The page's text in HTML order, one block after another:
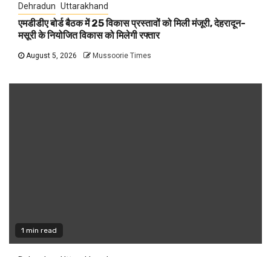
Dehradun Uttarakhand
एमडीडीए बोर्ड बैठक में 25 विकास प्रस्तावों को मिली मंजूरी, देहरादून-
मसूरी के नियोजित विकास को मिलेगी रफ्तार
August 5, 2026 Mussoorie Times
1 min read